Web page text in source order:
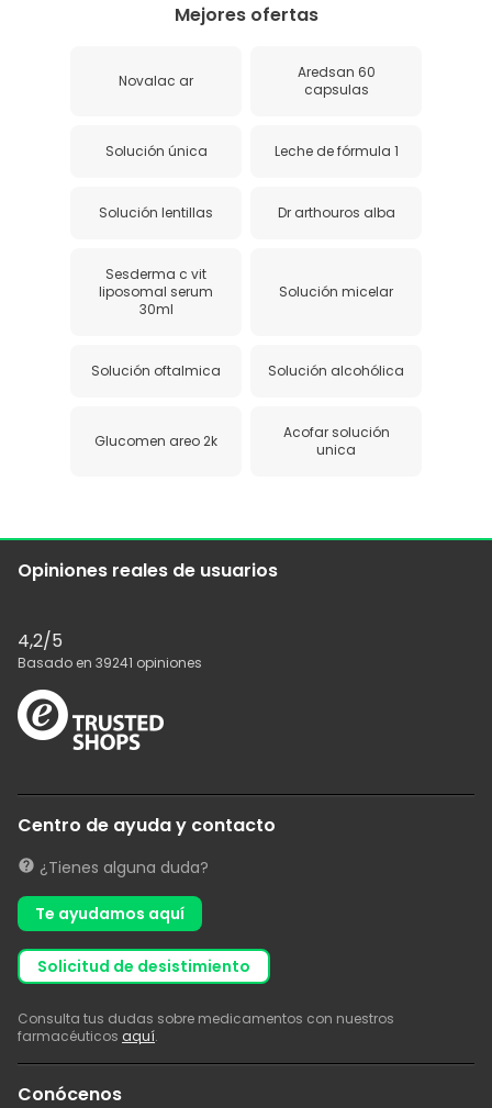
Mejores ofertas
Novalac ar
Aredsan 60
capsulas
Solución única Leche de fórmula 1
Solución lentillas Dr arthouros alba
Sesderma c vit
liposomal serum
30ml
Solución micelar
Solución oftalmica Solución alcohólica
Glucomen areo 2k
Acofar solución
unica
Opiniones reales de usuarios
4,2/5
Basado en 39241 opiniones
Centro de ayuda y contacto
¿Tienes alguna duda?
Te ayudamos aquí
solicitud de desistimiento
Consulta tus dudas sobre medicamentos con nuestros
farmacéuticos aquí.
Conócenos